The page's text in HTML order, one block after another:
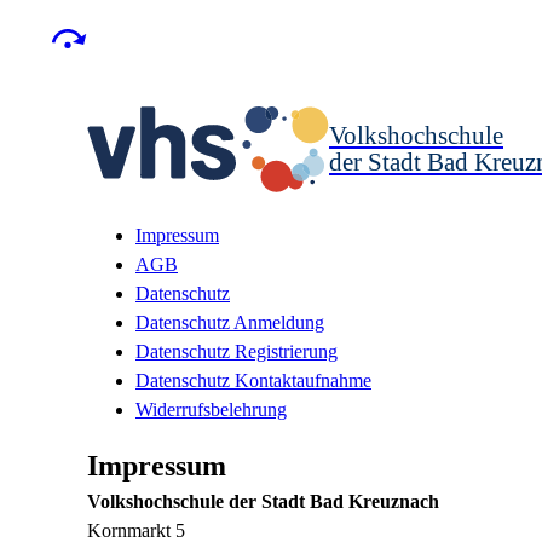
Volkshochschule
der Stadt Bad
Impressum
AGB
Datenschutz
Datenschutz Anmeldung
Datenschutz Registrierung
Datenschutz Kontaktaufnahme
Widerrufsbelehrung
Impressum
Volkshochschule der Stadt Bad Kreuznach
Kornmarkt 5